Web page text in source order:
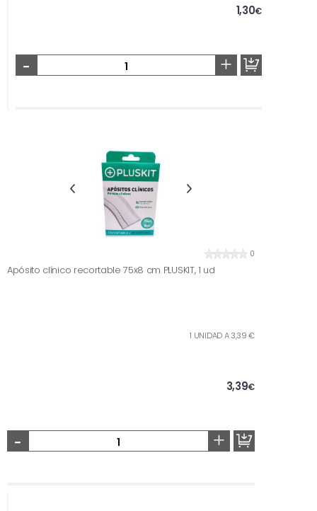
1,30€
- +
0
Apósito clínico recortable 75x8 cm PLUSKIT, 1 ud
1 UNIDAD A 3,39 €
3,39€
- +